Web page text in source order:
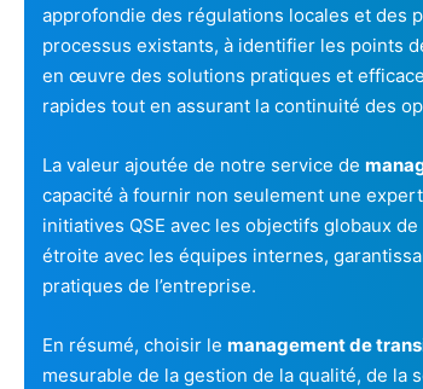
approfondie des régulations locales et des
processus existants, à identifier les points
en œuvre des solutions pratiques et
rapides tout en assurant la continuité des
La valeur ajoutée de notre service de
capacité à fournir non seulement une
initiatives QSE avec les objectifs globaux
étroite avec les équipes internes,
pratiques de l’entreprise.
En résumé, choisir le management de
mesurable de la gestion de la qualité, de la